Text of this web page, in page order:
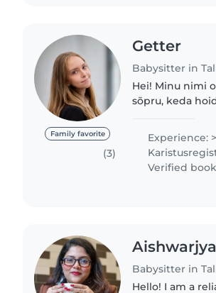
Family favorite
(3)
Getter
Babysitter in
Hei! Minu nimi
sõpru, keda
kogemus
Experience:
Verified
Aishwarjya
Babysitter in
Hello! I am a